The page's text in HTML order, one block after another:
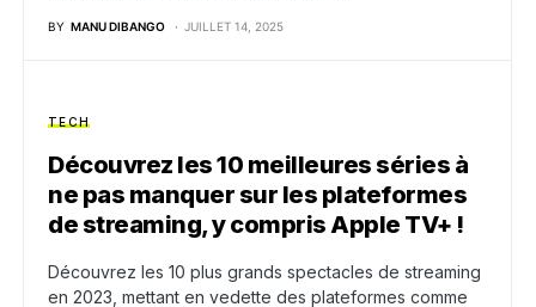
BY MANU DIBANGO JUILLET 14, 2025
TECH
Découvrez les 10 meilleures séries à
ne pas manquer sur les plateformes
de streaming, y compris Apple TV+ !
Découvrez les 10 plus grands spectacles de streaming
en 2023, mettant en vedette des plateformes comme